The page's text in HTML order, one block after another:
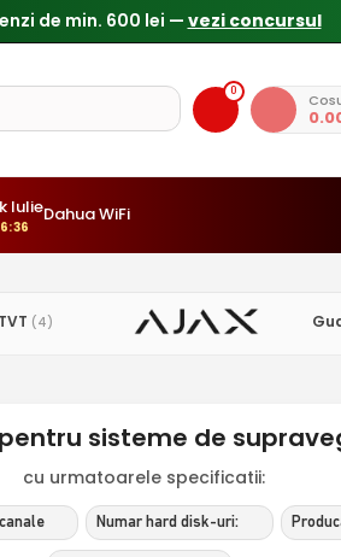
de min. 600 lei — vezi concursul
0
IulieDahua WiFi
TVT (4)
sisteme de
cu urmatoarele specificatii:
Numar hard disk-uri: